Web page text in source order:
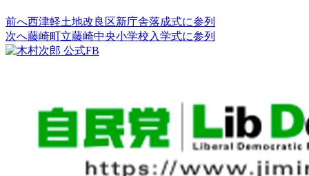
前へ西津軽土地改良区新庁舎落成式に参列
次へ藤崎町立藤崎中央小学校入学式に参列